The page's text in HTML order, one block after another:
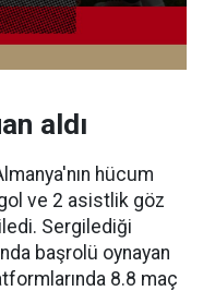
aldı
hücum
ve 2 asistlik göz
Sergilediği
başrolü oynayan
8.8 maç